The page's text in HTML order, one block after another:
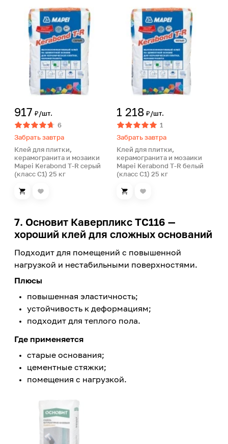
917 ₽/шт.
6
Забрать завтра
Клей для плитки,
керамогранита и мозаики
Mapei Kerabond T-R серый
(класс С1) 25 кг
1 218 ₽/шт.
1
Забрать завтра
Клей для плитки,
керамогранита и мозаики
Mapei Kerabond T-R белый
(класс С1) 25 кг
7. Основит Каверпликс ТС116 —
хороший клей для сложных оснований
Подходит для помещений с повышенной
нагрузкой и нестабильными поверхностями.
Плюсы
повышенная эластичность;
устойчивость к деформациям;
подходит для теплого пола.
Где применяется
старые основания;
цементные стяжки;
помещения с нагрузкой.